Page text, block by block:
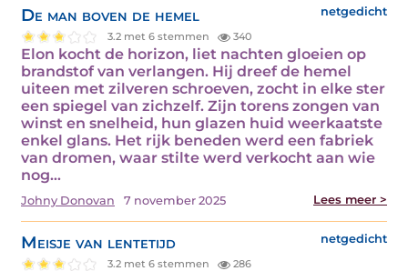
De man boven de hemel netgedicht
3.2 met 6 stemmen 340
Elon kocht de horizon, liet nachten gloeien op
brandstof van verlangen. Hij dreef de hemel
uiteen met zilveren schroeven, zocht in elke ster
een spiegel van zichzelf. Zijn torens zongen van
winst en snelheid, hun glazen huid weerkaatste
enkel glans. Het rijk beneden werd een fabriek
van dromen, waar stilte werd verkocht aan wie
nog…
Johny Donovan 7 november 2025 Lees meer >
Meisje van lentetijd netgedicht
3.2 met 6 stemmen 286